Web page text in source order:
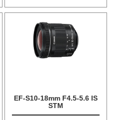
EF-S10-18mm F4.5-5.6 IS
STM